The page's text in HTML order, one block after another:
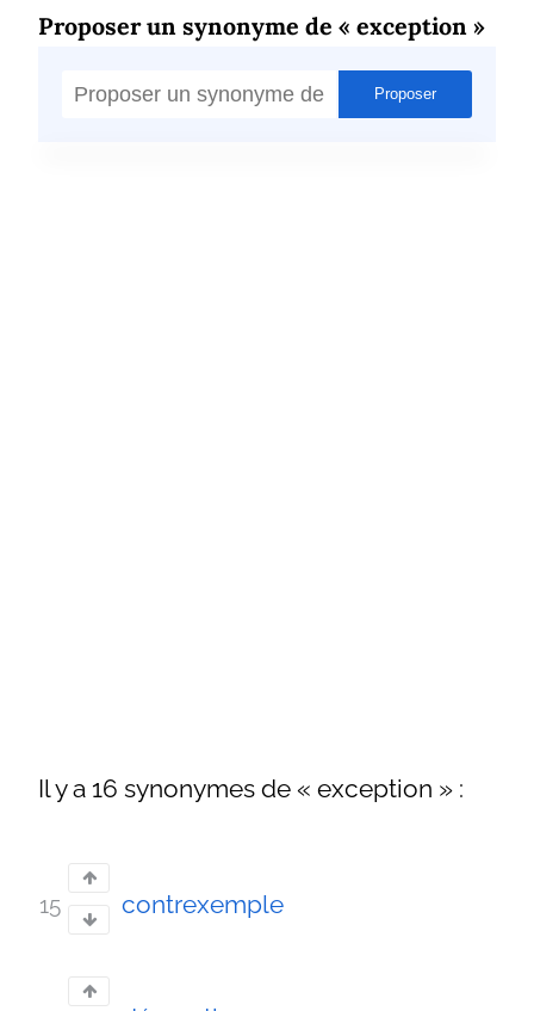
Proposer un synonyme de « exception »
Il y a 16 synonymes de « exception » :
15 contrexemple